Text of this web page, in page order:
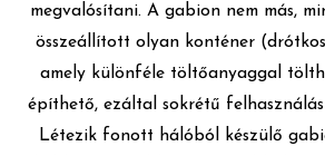
megvalósítani. A gabion nem más,
összeállított olyan konténer
amely különféle töltőanyaggal
építhető, ezáltal sokrétű
Létezik fonott hálóból készülő